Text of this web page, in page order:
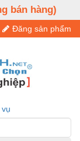
bán hàng)
Đăng sản phẩm
vụ